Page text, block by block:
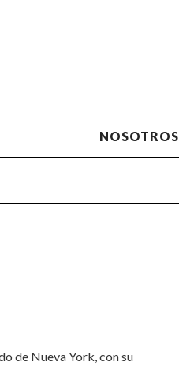
NOSOTROS
de Nueva York, con su